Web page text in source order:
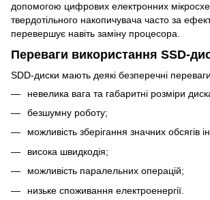
допомогою цифрових електронних
твердотільного накопичувача часто за
перевершує навіть заміну процесора
Переваги використання SSD-
SDD-диски мають деякі безперечні
невелика вага та габаритні розміри
безшумну роботу;
можливість зберігання значних обсягів
висока швидкодія;
можливість паралельних операцій;
низьке споживання електроенергії.